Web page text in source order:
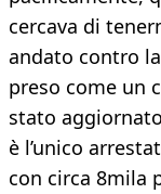
cercava di
andato contro
preso come un
stato
è l’unico
con circa 8mila